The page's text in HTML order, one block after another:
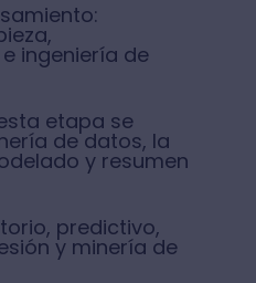
ingeniería de
etapa se
de datos, la
y resumen
predictivo,
y minería de